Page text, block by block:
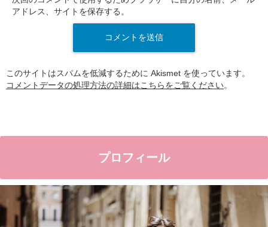
アドレス、サイトを保存する。
このサイトはスパムを低減するために Akismet を使っています。
コメントデータの処理方法の詳細はこちらをご覧ください。
プロフィール